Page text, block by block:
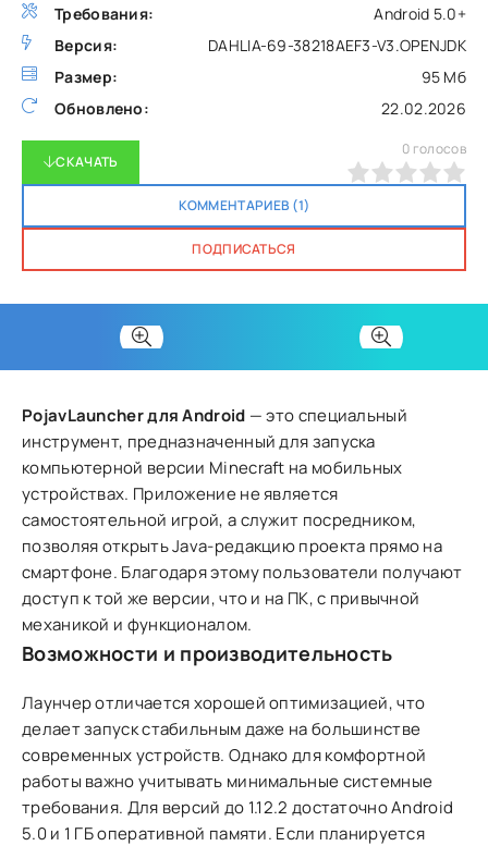
Требования:
Android 5.0+
Версия:
DAHLIA-69-38218AEF3-V3.OPENJDK
Размер:
95 Мб
Обновлено:
22.02.2026
СКАЧАТЬ
КОММЕНТАРИЕВ (1)
ПОДПИСАТЬСЯ
0 голосов
PojavLauncher для Android — это специальный
инструмент, предназначенный для запуска
компьютерной версии Minecraft на мобильных
устройствах. Приложение не является
самостоятельной игрой, а служит посредником,
позволяя открыть Java-редакцию проекта прямо на
смартфоне. Благодаря этому пользователи получают
доступ к той же версии, что и на ПК, с привычной
механикой и функционалом.
Возможности и производительность
Лаунчер отличается хорошей оптимизацией, что
делает запуск стабильным даже на большинстве
современных устройств. Однако для комфортной
работы важно учитывать минимальные системные
требования. Для версий до 1.12.2 достаточно Android
5.0 и 1 ГБ оперативной памяти. Если планируется